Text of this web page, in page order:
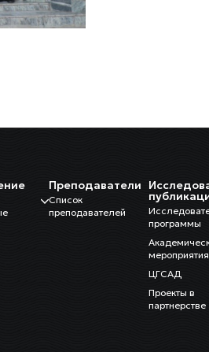
Преподаватели
Список
преподавателей
программы
мероприятия
ЦГСАД
Проекты в
партнерстве